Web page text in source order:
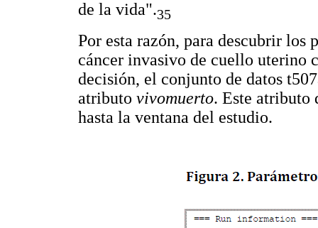
de la vida".35
Por esta razón, para descubrir los
cáncer invasivo de cuello uterino
decisión, el conjunto de datos
atributo vivomuerto. Este atributo
hasta la ventana del estudio.